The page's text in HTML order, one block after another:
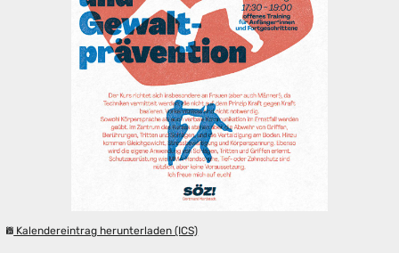
Kalendereintrag herunterladen (ICS)